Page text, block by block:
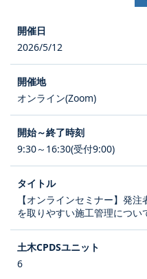
2026/5/12
オンライン(Zoom)
9:30～16:30(受付9:00)
【オンラインセミナー】発
を取りやすい施工管理につい
6